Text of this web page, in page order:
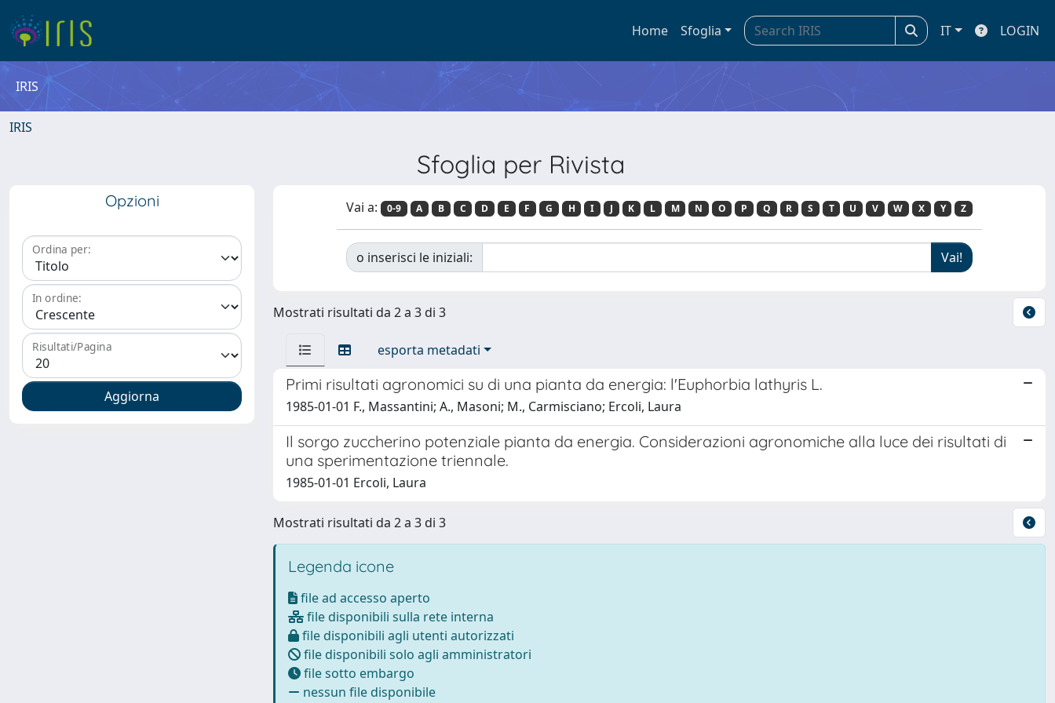
Home Sfoglia IT LOGIN
IRIS
IRIS
Sfoglia per Rivista
Opzioni
Ordina per:
In ordine:
Risultati/Pagina
Vai a: 0-9 A B C D E F G H I J K L M N O P Q R S T U V W X Y Z
o inserisci le iniziali:
Mostrati risultati da 2 a 3 di 3
esporta metadati
Primi risultati agronomici su di una pianta da energia: l'Euphorbia lathyris L.
1985-01-01 F., Massantini; A., Masoni; M., Carmisciano; Ercoli, Laura
Il sorgo zuccherino potenziale pianta da energia. Considerazioni agronomiche alla luce dei risultati di
una sperimentazione triennale.
1985-01-01 Ercoli, Laura
Mostrati risultati da 2 a 3 di 3
Legenda icone
file ad accesso aperto
file disponibili sulla rete interna
file disponibili agli utenti autorizzati
file disponibili solo agli amministratori
file sotto embargo
nessun file disponibile